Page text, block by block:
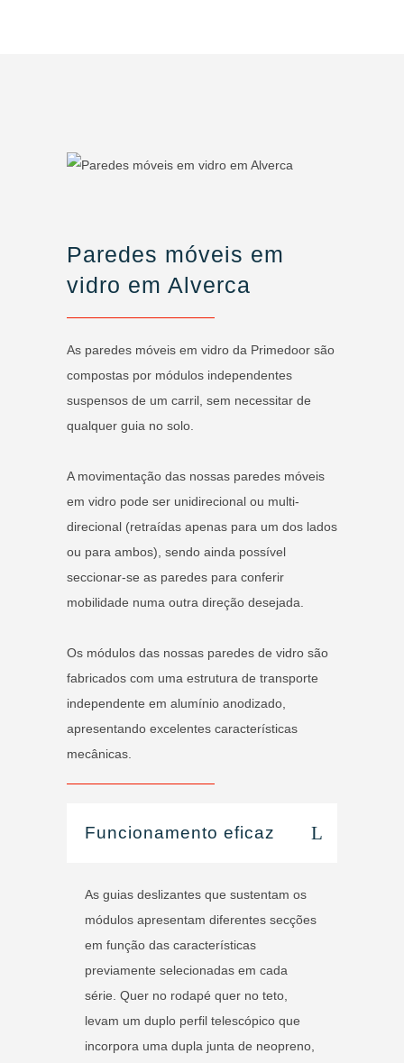
Paredes móveis em
vidro em Alverca
As paredes móveis em vidro da Primedoor são
compostas por módulos independentes
suspensos de um carril, sem necessitar de
qualquer guia no solo.
A movimentação das nossas paredes móveis
em vidro pode ser unidirecional ou multi-
direcional (retraídas apenas para um dos lados
ou para ambos), sendo ainda possível
seccionar-se as paredes para conferir
mobilidade numa outra direção desejada.
Os módulos das nossas paredes de vidro são
fabricados com uma estrutura de transporte
independente em alumínio anodizado,
apresentando excelentes características
mecânicas.
Funcionamento eficaz
As guias deslizantes que sustentam os
módulos apresentam diferentes secções
em função das características
previamente selecionadas em cada
série. Quer no rodapé quer no teto,
levam um duplo perfil telescópico que
incorpora uma dupla junta de neopreno,